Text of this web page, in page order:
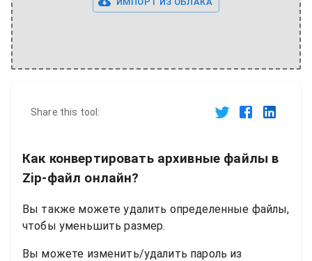
Share this tool:
Как конвертировать архивные файлы в
Zip-файл онлайн?
Вы также можете удалить определенные файлы,
чтобы уменьшить размер.
Вы можете изменить/удалить пароль из